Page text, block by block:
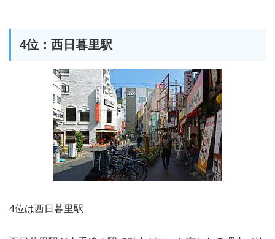
4位：西日暮里駅
4位は西日暮里駅